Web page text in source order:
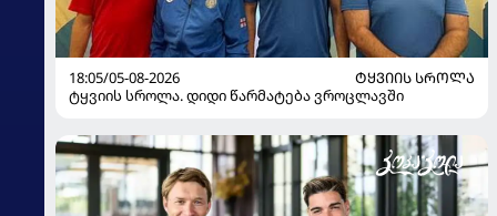
18:05/05-08-2026
ᲢᲧᲕᲘᲘᲡ ᲡᲠᲝᲚᲐ
ტყვიის სროლა. დიდი წარმატება ვროცლავში